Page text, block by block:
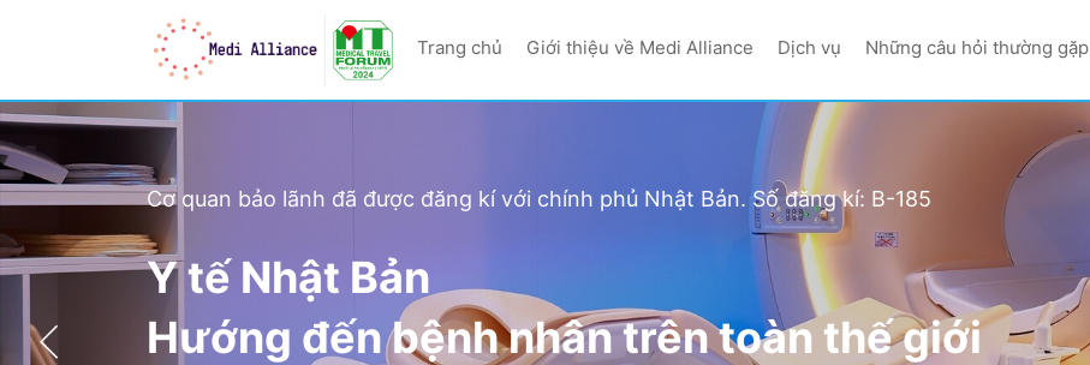
Cơ quan bảo lãnh đã được đăng kí với chính phủ Nhật Bản. Số đăng kí: B-185
Y tế Nhật Bản
Hướng đến bệnh nhân trên toàn thế giới
Trang chủ Giới thiệu về Medi Alliance Dịch vụ Những câu hỏi thường gặp